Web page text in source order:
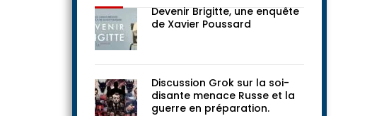
Devenir Brigitte, une enquête
de Xavier Poussard
Discussion Grok sur la soi-
disante menace Russe et la
guerre en préparation.